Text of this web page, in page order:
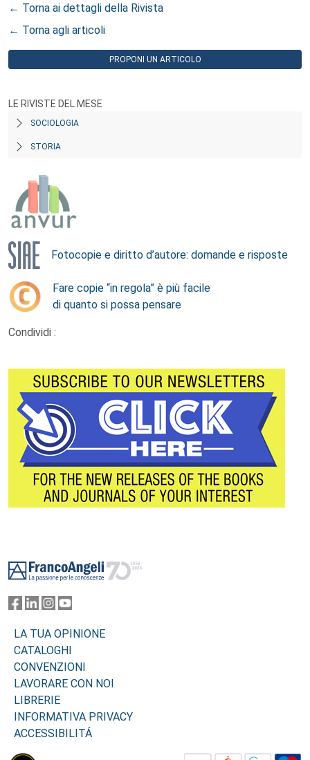
← Torna ai dettagli della Rivista
← Torna agli articoli
PROPONI UN ARTICOLO
LE RIVISTE DEL MESE
SOCIOLOGIA
STORIA
Fotocopie e diritto d’autore: domande e risposte
Fare copie “in regola” è più facile
di quanto si possa pensare
Condividi :
LA TUA OPINIONE
CATALOGHI
CONVENZIONI
LAVORARE CON NOI
LIBRERIE
INFORMATIVA PRIVACY
ACCESSIBILITÁ